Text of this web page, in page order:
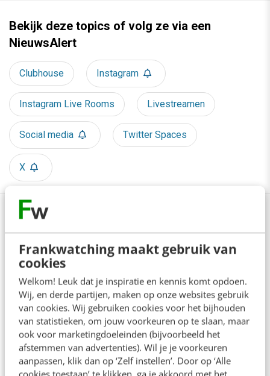
Frankwatching maakt gebruik van
cookies
Welkom! Leuk dat je inspiratie en kennis komt opdoen.
Wij, en derde partijen, maken op onze websites gebruik
van cookies. Wij gebruiken cookies voor het bijhouden
van statistieken, om jouw voorkeuren op te slaan, maar
ook voor marketingdoeleinden (bijvoorbeeld het
afstemmen van advertenties). Wil je je voorkeuren
aanpassen, klik dan op ‘Zelf instellen’. Door op ‘Alle
Bekijk deze topics of volg ze via een
NieuwsAlert
Clubhouse Instagram
Instagram Live Rooms Livestreamen
Social media Twitter Spaces
X
0 reacties - Plaats als eerste een reactie!
Over de auteur
Pelpina TripvanPelpina